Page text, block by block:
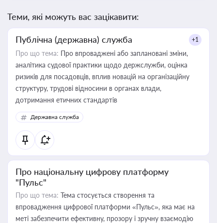
Теми, які можуть вас зацікавити:
Публічна (державна) служба +1
Про що тема: Про впроваджені або заплановані зміни,
аналітика судової практики щодо держслужби, оцінка
ризиків для посадовців, вплив новацій на організаційну
структуру, трудові відносини в органах влади,
дотримання етичних стандартів
Державна служба
Про національну цифрову платформу
"Пульс"
Про що тема: Тема стосується створення та
впровадження цифрової платформи «Пульс», яка має на
меті забезпечити ефективну, прозору і зручну взаємодію